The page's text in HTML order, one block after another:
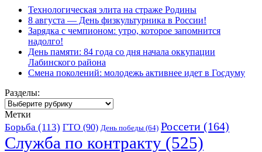
Технологическая элита на страже Родины
8 августа — День физкультурника в России!
Зарядка с чемпионом: утро, которое запомнится
надолго!
День памяти: 84 года со дня начала оккупации
Лабинского района
Смена поколений: молодежь активнее идет в Госдуму
Разделы:
Разделы:
Метки
Борьба (113) ГТО (90) День победы (64) Россети (164)
Служба по контракту (525)